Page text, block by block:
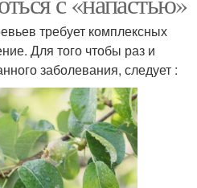
требует комплексных
Для того чтобы раз и
заболевания, следует :